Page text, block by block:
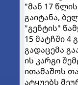
"მან 17
გაიტანა,
"გენტის"
15 მატჩში 4
გადაცემა
ის კარგი
ითამაშოს
ატყუებს